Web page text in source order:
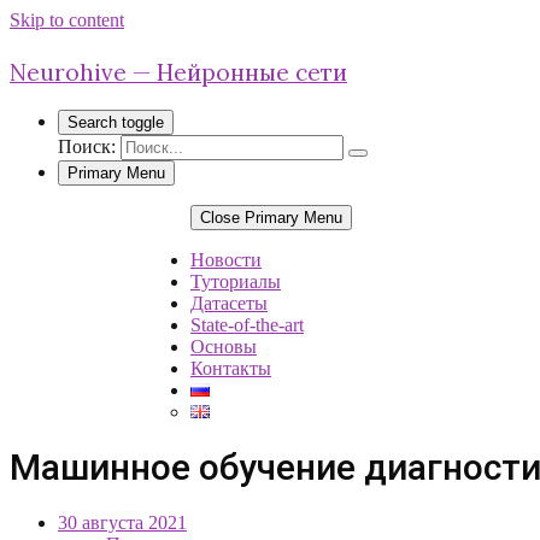
Skip to content
Neurohive — Нейронные сети
Search toggle
Поиск:
Primary Menu
Close Primary Menu
Новости
Туториалы
Датасеты
State-of-the-art
Основы
Контакты
Машинное обучение
30 августа 2021